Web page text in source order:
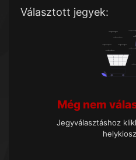
Választott jegyek:
Még nem
Jegyválasztáshoz